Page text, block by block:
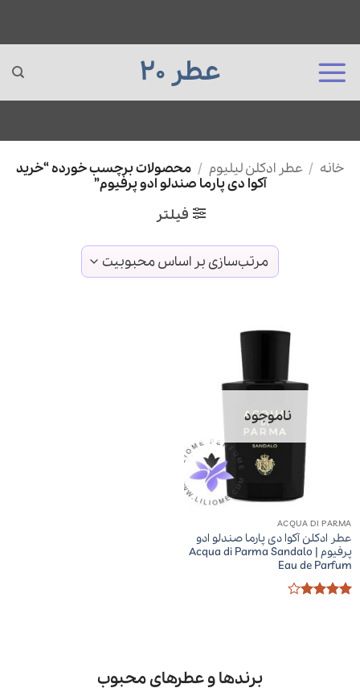
عطر 20
خانه / عطر ادکلن لیلیوم / محصولات برچسب خورده “خرید
آکوا دی پارما صندلو ادو پرفیوم”
فیلتر
ناموجود
ACQUA DI PARMA
عطر ادکلن آکوا دی پارما صندلو ادو
پرفیوم | Acqua di Parma Sandalo
Eau de Parfum
برندها و عطرهای محبوب